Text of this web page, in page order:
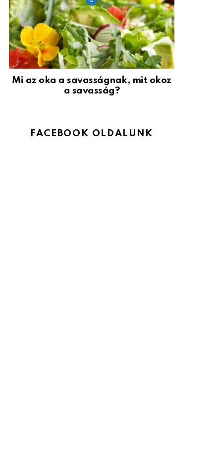
Mi az oka a savasságnak, mit okoz
a savasság?
FACEBOOK OLDALUNK